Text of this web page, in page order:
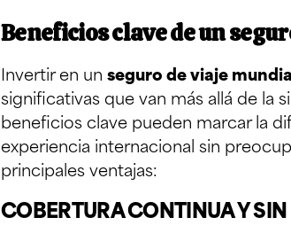
Beneficios clave de un
Invertir en unseguro de viaje
significativas que van más allá de la
beneficios clave pueden marcar la
experiencia internacional sin
principales ventajas:
COBERTURA CONTINUA Y